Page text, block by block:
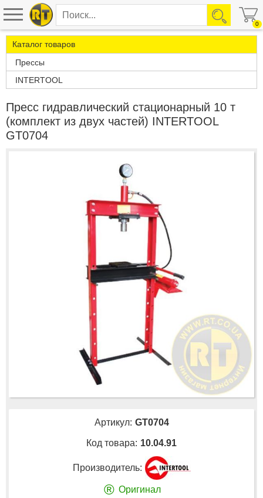
0
Каталог товаров
Прессы
INTERTOOL
Пресс гидравлический стационарный 10 т
(комплект из двух частей) INTERTOOL
GT0704
Артикул: GT0704
Код товара: 10.04.91
Производитель:
® Оригинал